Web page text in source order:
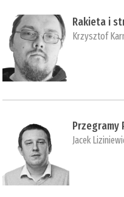
Rakieta i
Krzysztof
Przegramy
Jacek